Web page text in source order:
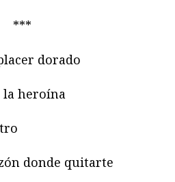
***
dorado
la heroína
donde quitarte